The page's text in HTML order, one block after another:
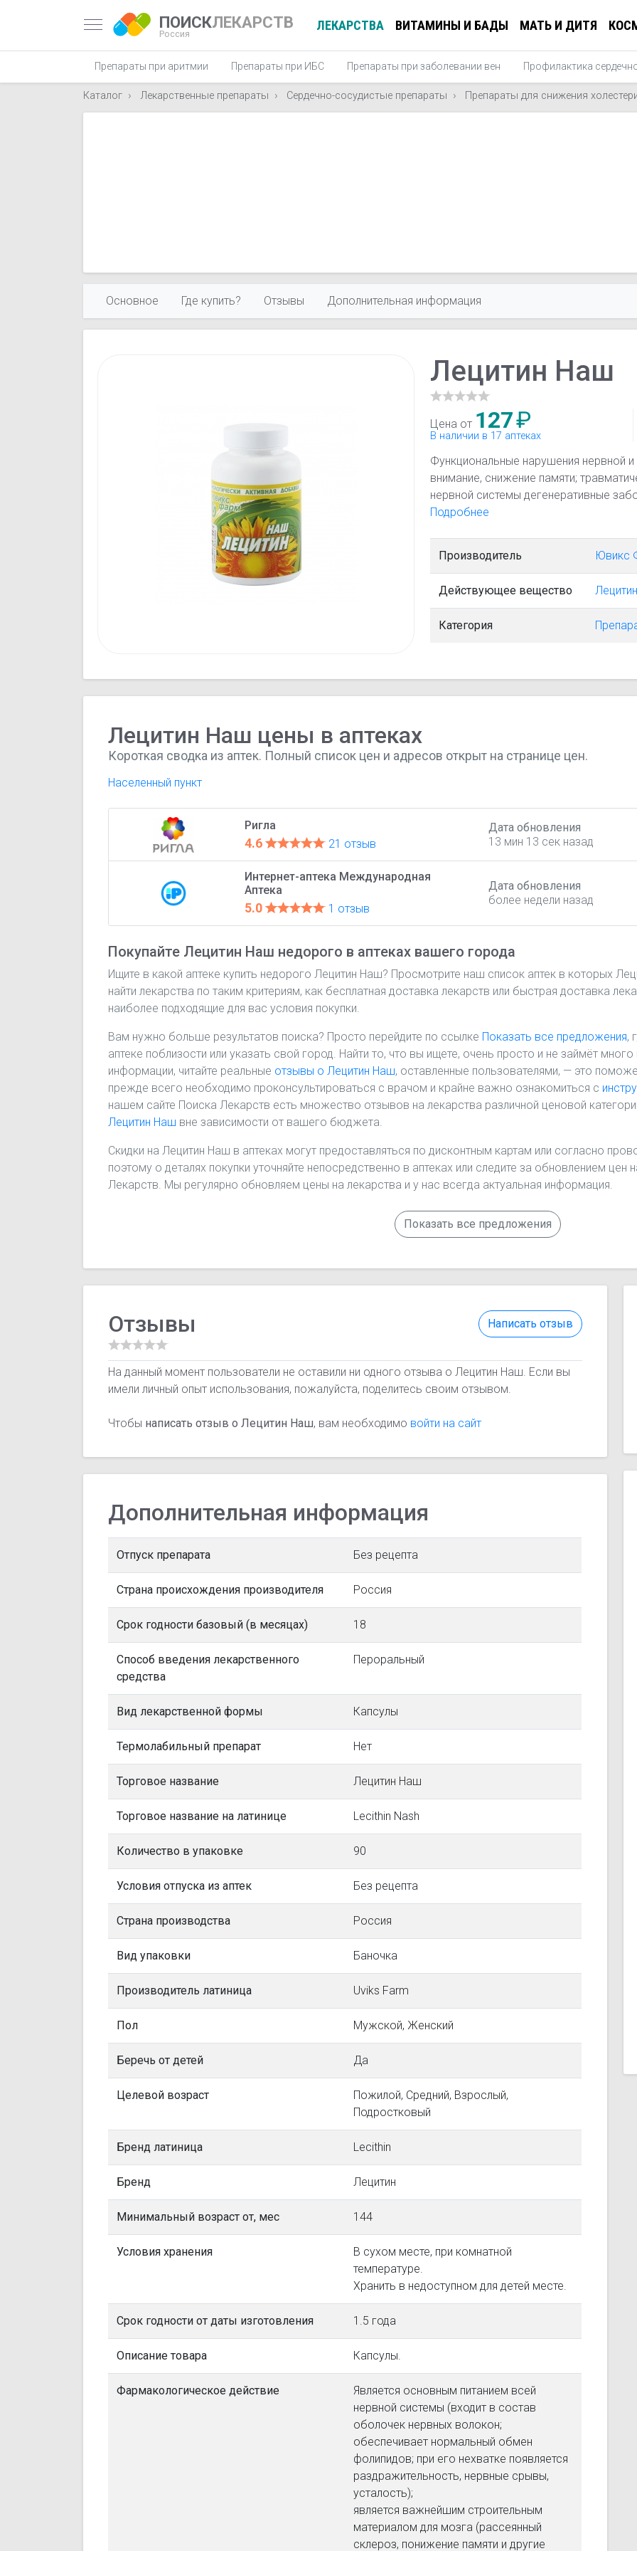
ПОИСКЛЕКАРСТВ
Россия
ЛЕКАРСТВА ВИТАМИНЫ И БАДЫ МАТЬ И ДИТЯ
Препараты при аритмии Препараты при ИБС Препараты при заболевании вен Профилактика
Каталог Лекарственные препараты Сердечно-сосудистые препараты Препараты для снижения
Основное Где купить? Отзывы Дополнительная информация
Лецитин Наш
Цена от 127₽
В наличии в 17 аптеках
Функциональные нарушения нервной и
внимание, снижение памяти;
нервной системы дегенеративные
склероз); алкогольные полиневриты;
Подробнее
Производитель Ювикс
Действующее вещество Лецитин
Категория
Лецитин Наш цены в аптеках
Короткая сводка из аптек. Полный список цен и адресов открыт на странице цен.
Населенный пункт
Ригла
4.6 21 отзыв
Дата обновления
13 мин 13 сек назад
Интернет-аптека Международная
Аптека
5.0 1 отзыв
Дата обновления
более недели назад
Покупайте Лецитин Наш недорого в аптеках вашего города
Ищите в какой аптеке купить недорого Лецитин Наш? Просмотрите наш список аптек в которых
найти лекарства по таким критериям, как бесплатная доставка лекарств или быстрая доставка
наиболее подходящие для вас условия покупки.
Вам нужно больше результатов поиска? Просто перейдите по ссылке Показать все предложения,
аптеке поблизости или указать свой город. Найти то, что вы ищете, очень просто и не займёт
информации, читайте реальные отзывы о Лецитин Наш, оставленные пользователями, — это
прежде всего необходимо проконсультироваться с врачом и крайне важно ознакомиться с
нашем сайте Поиска Лекарств есть множество отзывов на лекарства различной ценовой
Лецитин Наш вне зависимости от вашего бюджета.
Скидки на Лецитин Наш в аптеках могут предоставляться по дисконтным картам или согласно
поэтому о деталях покупки уточняйте непосредственно в аптеках или следите за обновлением цен
Лекарств. Мы регулярно обновляем цены на лекарства и у нас всегда актуальная информация.
Показать все предложения
Написать отзыв
Отзывы
На данный момент пользователи не оставили ни одного отзыва о Лецитин Наш. Если вы
имели личный опыт использования, пожалуйста, поделитесь своим отзывом.
Чтобы написать отзыв о Лецитин Наш, вам необходимо войти на сайт
Дополнительная информация
Отпуск препарата Без рецепта
Страна происхождения производителя Россия
Срок годности базовый (в месяцах) 18
Способ введения лекарственного
средства
Пероральный
Вид лекарственной формы Капсулы
Термолабильный препарат Нет
Торговое название Лецитин Наш
Торговое название на латинице Lecithin Nash
Количество в упаковке 90
Условия отпуска из аптек Без рецепта
Страна производства Россия
Вид упаковки Баночка
Производитель латиница Uviks Farm
Пол Мужской, Женский
Беречь от детей Да
Целевой возраст
Пожилой, Средний, Взрослый,
Подростковый
Бренд латиница Lecithin
Бренд Лецитин
Минимальный возраст от, мес 144
Условия хранения
В сухом месте, при комнатной
температуре.
Хранить в недоступном для детей месте.
Срок годности от даты изготовления 1.5 года
Описание товара Капсулы.
Фармакологическое действие
Является основным питанием всей
нервной системы (входит в состав
оболочек нервных волокон;
обеспечивает нормальный обмен
фолипидов; при его нехватке появляется
раздражительность, нервные срывы,
усталость);
является важнейшим строительным
материалом для мозга (рассеянный
склероз, понижение памяти и другие